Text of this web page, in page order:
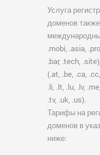
Услуга
доменов
.mobi, .asia,
.bar, .tech,
(.at, .be, .ca,
.li, .lt, .lu, .lv,
.tv, .uk, .us).
Тарифы на
доменов в
ниже: